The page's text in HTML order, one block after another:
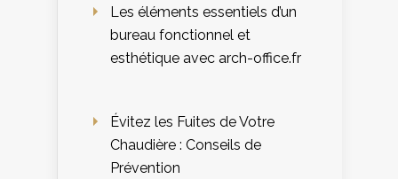
Les éléments essentiels d’un
bureau fonctionnel et
esthétique avec arch-office.fr
Évitez les Fuites de Votre
Chaudière : Conseils de
Prévention